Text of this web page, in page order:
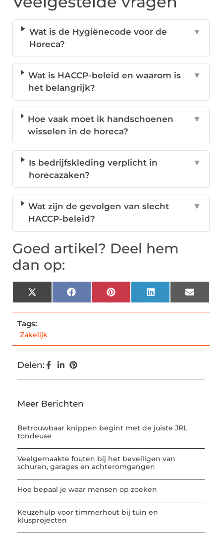
Wat is de Hygiënecode voor de
Horeca?
▼
Wat is HACCP-beleid en waarom is
het belangrijk?
▼
Hoe vaak moet ik handschoenen
wisselen in de horeca?
▼
Is bedrijfskleding verplicht in
horecazaken?
▼
Wat zijn de gevolgen van slecht
HACCP-beleid?
▼
Goed artikel? Deel hem
dan op:
X
(Twitter)
FacebookPinterestLinkedInEmail
Tags:
Zakelijk
Delen:
Meer Berichten
Betrouwbaar knippen begint met de juiste JRL
tondeuse
Veelgemaakte fouten bij het beveiligen van
schuren, garages en achteromgangen
Hoe bepaal je waar mensen op zoeken
Keuzehulp voor timmerhout bij tuin en
klusprojecten